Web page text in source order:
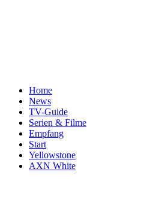
Home
News
TV-Guide
Serien & Filme
Empfang
Start
Yellowstone
AXN White